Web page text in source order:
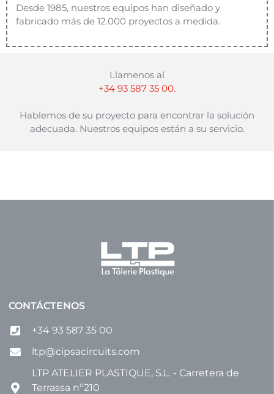
Desde 1985, nuestros equipos han diseñado y
fabricado más de 12.000 proyectos a medida.
Llamenos al
+34 93 587 35 00.
Hablemos de su proyecto para encontrar la solución
adecuada. Nuestros equipos están a su servicio.
CONTÁCTENOS
+34 93 587 35 00
ltp@cipsacircuits.com
LTP ATELIER PLASTIQUE, S.L. - Carretera de
Terrassa nº210